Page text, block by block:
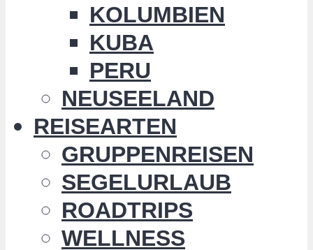
KOLUMBIEN
KUBA
PERU
NEUSEELAND
REISEARTEN
GRUPPENREISEN
SEGELURLAUB
ROADTRIPS
WELLNESS